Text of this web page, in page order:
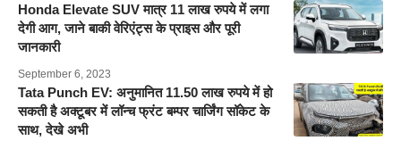
Honda Elevate SUV मात्र 11 लाख रुपये में लगा
देगी आग, जाने बाकी वेरिएंट्स के प्राइस और पूरी
जानकारी
September 6, 2023
Tata Punch EV: अनुमानित 11.50 लाख रुपये में हो
सकती है अक्टूबर में लॉन्च फ्रंट बम्पर चार्जिंग सॉकेट के
साथ, देखे अभी